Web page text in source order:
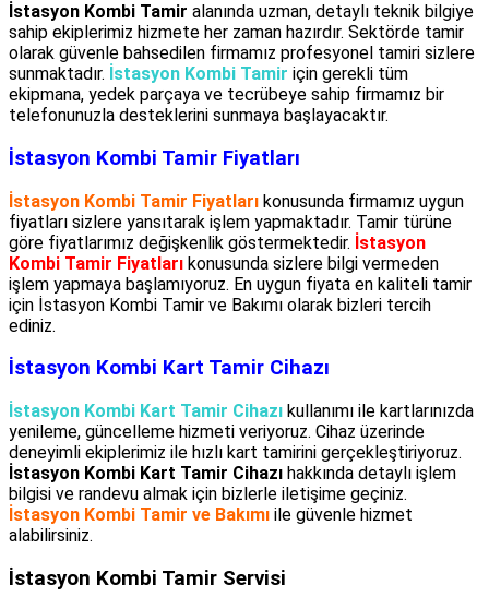
İstasyon Kombi Tamir alanında uzman, detaylı teknik bilgiye
sahip ekiplerimiz hizmete her zaman hazırdır. Sektörde tamir
olarak güvenle bahsedilen firmamız profesyonel tamiri sizlere
sunmaktadır. İstasyon Kombi Tamir için gerekli tüm
ekipmana, yedek parçaya ve tecrübeye sahip firmamız bir
telefonunuzla desteklerini sunmaya başlayacaktır.
İstasyon Kombi Tamir Fiyatları
İstasyon Kombi Tamir Fiyatları konusunda firmamız uygun
fiyatları sizlere yansıtarak işlem yapmaktadır. Tamir türüne
göre fiyatlarımız değişkenlik göstermektedir. İstasyon
Kombi Tamir Fiyatları konusunda sizlere bilgi vermeden
işlem yapmaya başlamıyoruz. En uygun fiyata en kaliteli tamir
için İstasyon Kombi Tamir ve Bakımı olarak bizleri tercih
ediniz.
İstasyon Kombi Kart Tamir Cihazı
İstasyon Kombi Kart Tamir Cihazı kullanımı ile kartlarınızda
yenileme, güncelleme hizmeti veriyoruz. Cihaz üzerinde
deneyimli ekiplerimiz ile hızlı kart tamirini gerçekleştiriyoruz.
İstasyon Kombi Kart Tamir Cihazı hakkında detaylı işlem
bilgisi ve randevu almak için bizlerle iletişime geçiniz.
İstasyon Kombi Tamir ve Bakımı ile güvenle hizmet
alabilirsiniz.
İstasyon Kombi Tamir Servisi